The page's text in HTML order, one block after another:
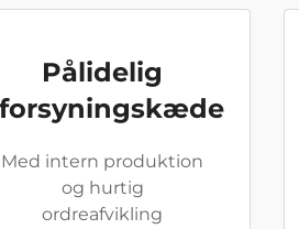
Pålidelig
forsyningskæde
Med intern produktion
og hurtig
ordreafvikling